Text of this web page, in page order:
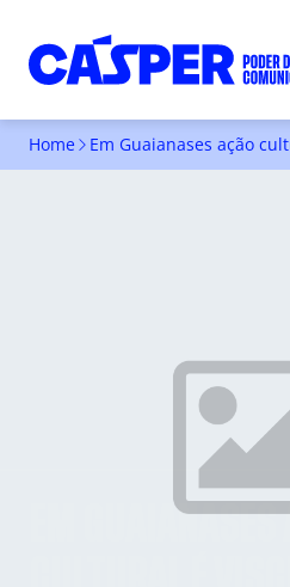
Home Em Guaianases ação
EM GUAIANASES